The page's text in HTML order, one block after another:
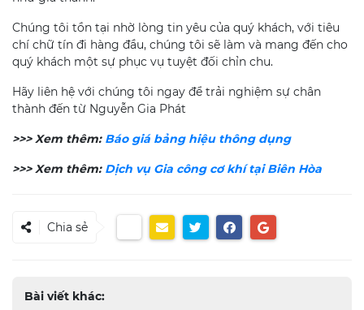
Chúng tôi tồn tại nhờ lòng tin yêu của quý khách, với tiêu
chí chữ tín đi hàng đầu, chúng tôi sẽ làm và mang đến cho
quý khách một sự phục vụ tuyệt đối chỉn chu.
Hãy liên hệ với chúng tôi ngay để trải nghiệm sự chân
thành đến từ Nguyễn Gia Phát
>>> Xem thêm: Báo giá bảng hiệu thông dụng
>>> Xem thêm: Dịch vụ Gia công cơ khí tại Biên Hòa
Chia sẻ
Bài viết khác: